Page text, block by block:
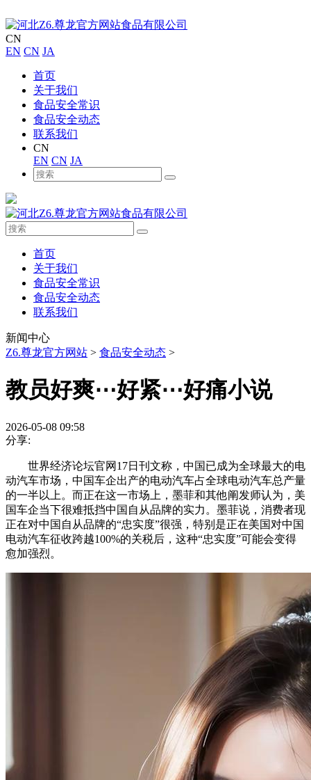
CN
EN CN JA
首页
关于我们
食品安全常识
食品安全动态
联系我们
CN
EN CN JA
首页
关于我们
食品安全常识
食品安全动态
联系我们
新闻中心
Z6.尊龙官方网站 > 食品安全动态 >
教员好爽⋯好紧⋯好痛小说
2026-05-08 09:58
分享:
世界经济论坛官网17日刊文称，中国已成为全球最大的电
动汽车市场，中国车企出产的电动汽车占全球电动汽车总产量
的一半以上。而正在这一市场上，墨菲和其他阐发师认为，美
国车企当下很难抵挡中国自从品牌的实力。墨菲说，消费者现
正在对中国自从品牌的“忠实度”很强，特别是正在美国对中国
电动汽车征收跨越100%的关税后，这种“忠实度”可能会变得
愈加强烈。